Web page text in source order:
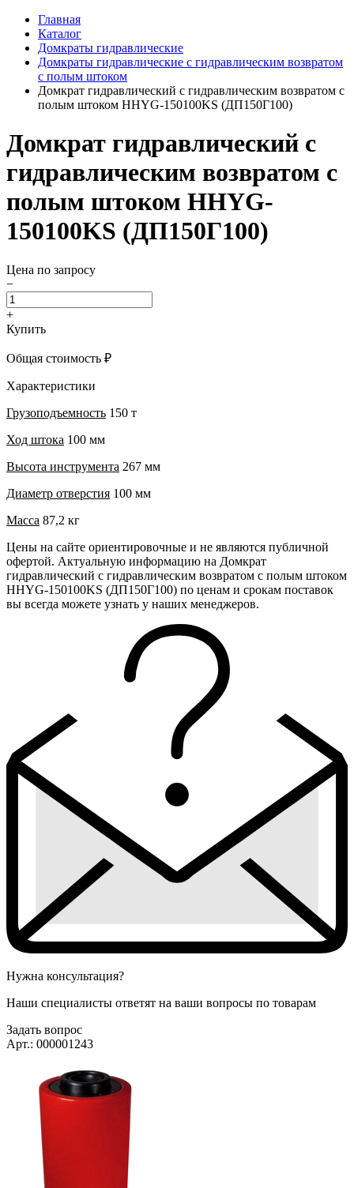
Главная
Каталог
Домкраты гидравлические
Домкраты гидравлические с гидравлическим возвратом
с полым штоком
Домкрат гидравлический с гидравлическим возвратом с
полым штоком HHYG-150100KS (ДП150Г100)
Домкрат гидравлический с
гидравлическим возвратом с
полым штоком HHYG-
150100KS (ДП150Г100)
Цена по запросу
−
+
Купить
Общая стоимость ₽
Характеристики
Грузоподъемность 150 т
Ход штока 100 мм
Высота инструмента 267 мм
Диаметр отверстия 100 мм
Масса 87,2 кг
Цены на сайте ориентировочные и не являются публичной
офертой. Актуальную информацию на Домкрат
гидравлический с гидравлическим возвратом с полым штоком
HHYG-150100KS (ДП150Г100) по ценам и срокам поставок
вы всегда можете узнать у наших менеджеров.
Нужна консультация?
Наши специалисты ответят на ваши вопросы по товарам
Задать вопрос
Арт.: 000001243